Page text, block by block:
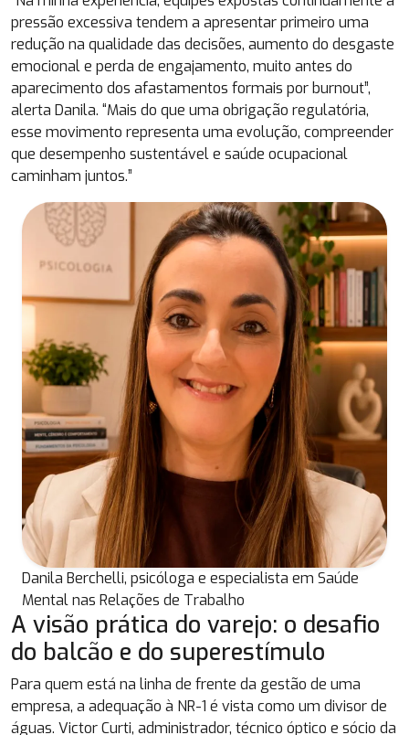
pressão excessiva tendem a apresentar primeiro uma
redução na qualidade das decisões, aumento do desgaste
emocional e perda de engajamento, muito antes do
aparecimento dos afastamentos formais por burnout”,
alerta Danila. “Mais do que uma obrigação regulatória,
esse movimento representa uma evolução, compreender
que desempenho sustentável e saúde ocupacional
caminham juntos.”
Danila Berchelli, psicóloga e especialista em Saúde
Mental nas Relações de Trabalho
A visão prática do varejo: o desafio
do balcão e do superestímulo
Para quem está na linha de frente da gestão de uma
empresa, a adequação à NR-1 é vista como um divisor de
águas. Victor Curti, administrador, técnico óptico e sócio da